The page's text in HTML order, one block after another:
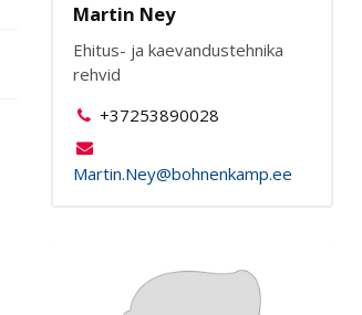
Martin Ney
Ehitus- ja kaevandustehnika
rehvid
+37253890028
Martin.Ney@bohnenkamp.ee